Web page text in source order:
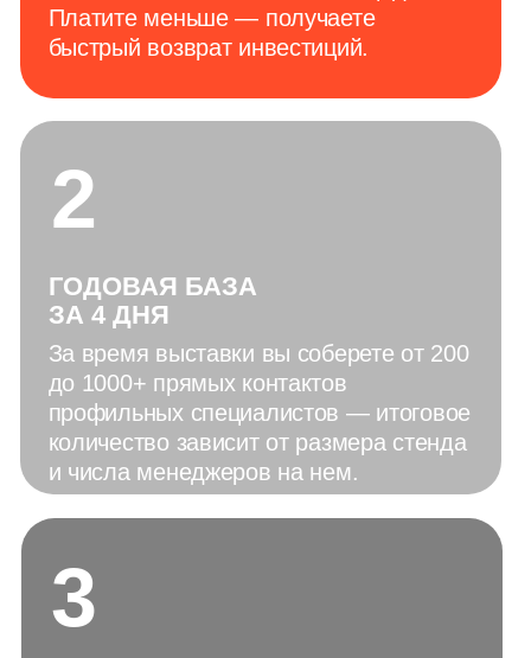
московских выставках. Участник
получает большую плотность целевых
контактов, чем на многотысячных
От имени Национального союза
производителей и поставщиков
Председатель Правления